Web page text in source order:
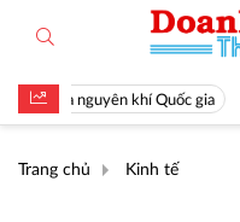
là nguyên khí Quốc gia
Trang chủ Kinh tế